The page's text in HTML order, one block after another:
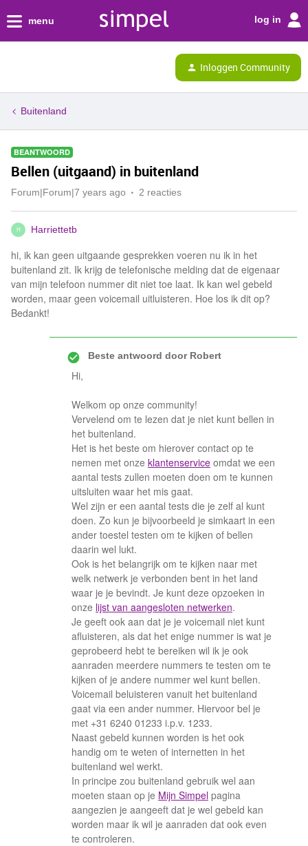
menu log in
Inloggen Community
Buitenland
BEANTWOORD
Bellen (uitgaand) in buitenland
Forum|Forum|7 years ago 2 reacties
H Harriettetb
hi, ik kan geen uitgaande gesprekken voeren nu ik in het
buitenland zit. Ik krijg de telefonische melding dat de eigenaar
van mijn telefoon nummer dit niet toe laat. Ik kan wel gebeld
worden, maar geen voicemail uitluisteren. Hoe los ik dit op?
Bedankt!
Beste antwoord doorRobert
Hi,
Welkom op onze community!
Vervelend om te lezen dat je niet kunt bellen in
het buitenland.
Het is het beste om hierover contact op te
nemen met onze klantenservice omdat we een
aantal tests zullen moeten doen om te kunnen
uitsluiten waar het mis gaat.
Wel zijn er een aantal tests die je zelf al kunt
doen. Zo kun je bijvoorbeeld je simkaart in een
ander toestel testen om te kijken of bellen
daarin wel lukt.
Ook is het belangrijk om te kijken naar met
welk netwerk je verbonden bent in het land
waar je je bevindt. Je kunt deze opzoeken in
onze lijst van aangesloten netwerken.
Je geeft ook aan dat je je voicemail niet kunt
afluisteren, als dat het enige nummer is wat je
geprobeerd hebt te bereiken wil ik je ook
aanraden meerdere nummers te testen om te
kijken of je andere nummer wel kunt bellen.
Voicemail beluisteren vanuit het buitenland
gaat via een ander nummer. Hiervoor bel je
met +31 6240 01233 i.p.v. 1233.
Naast gebeld kunnen worden is het ook
handig om te weten of internetten in het
buitenland wel werkt.
In principe zou buitenland gebruik wel aan
moeten staan op je Mijn Simpel pagina
aangezien je aangeeft dat je wel gebeld kan
worden maar ik wil je aanraden dat ook even
te controleren.